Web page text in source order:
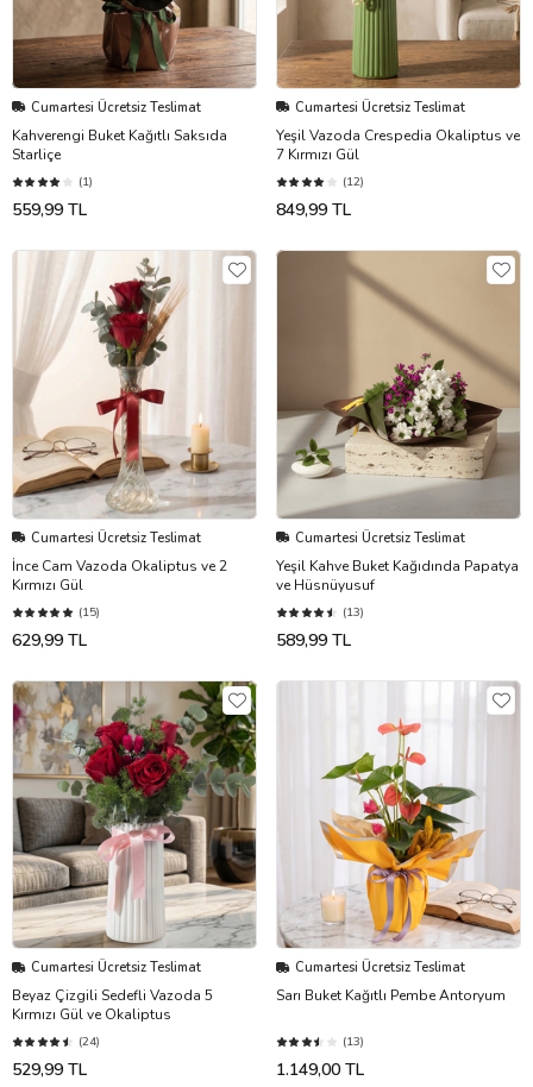
Cumartesi Ücretsiz Teslimat
Kahverengi Buket Kağıtlı Saksıda
Starliçe
(1)
559,99 TL
Cumartesi Ücretsiz Teslimat
Yeşil Vazoda Crespedia Okaliptus ve
7 Kırmızı Gül
(12)
849,99 TL
Cumartesi Ücretsiz Teslimat
İnce Cam Vazoda Okaliptus ve 2
Kırmızı Gül
(15)
629,99 TL
Cumartesi Ücretsiz Teslimat
Yeşil Kahve Buket Kağıdında Papatya
ve Hüsnüyusuf
(13)
589,99 TL
Cumartesi Ücretsiz Teslimat
Beyaz Çizgili Sedefli Vazoda 5
Kırmızı Gül ve Okaliptus
(24)
529,99 TL
Cumartesi Ücretsiz Teslimat
Sarı Buket Kağıtlı Pembe Antoryum
(13)
1.149,00 TL